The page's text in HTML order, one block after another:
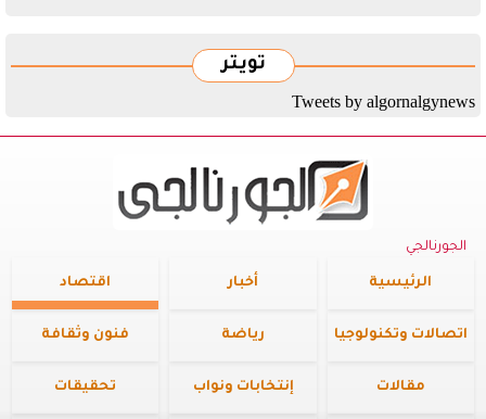
تويتر
Tweets by algornalgynews
الجورنالجي
الرئيسية أخبار اقتصاد
اتصالات وتكنولوجيا رياضة فنون وثقافة
مقالات إنتخابات ونواب تحقيقات